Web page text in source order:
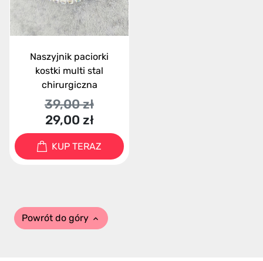
Naszyjnik paciorki
kostki multi stal
chirurgiczna
39,00 zł
29,00 zł
KUP TERAZ
Powrót do góry 